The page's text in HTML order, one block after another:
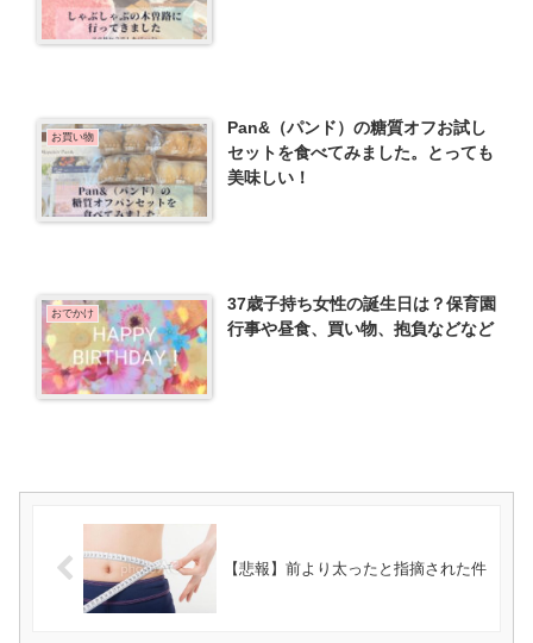
お買い物
Pan&（パンド）の糖質オフお試し
セットを食べてみました。とっても
美味しい！
おでかけ
37歳子持ち女性の誕生日は？保育園
行事や昼食、買い物、抱負などなど
【悲報】前より太ったと指摘された件